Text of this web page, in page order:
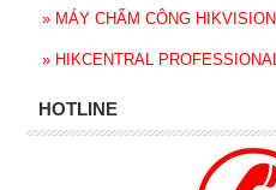
» MÁY CHẤM CÔNG HIKVISION
» HIKCENTRAL PROFESSIONAL
HOTLINE